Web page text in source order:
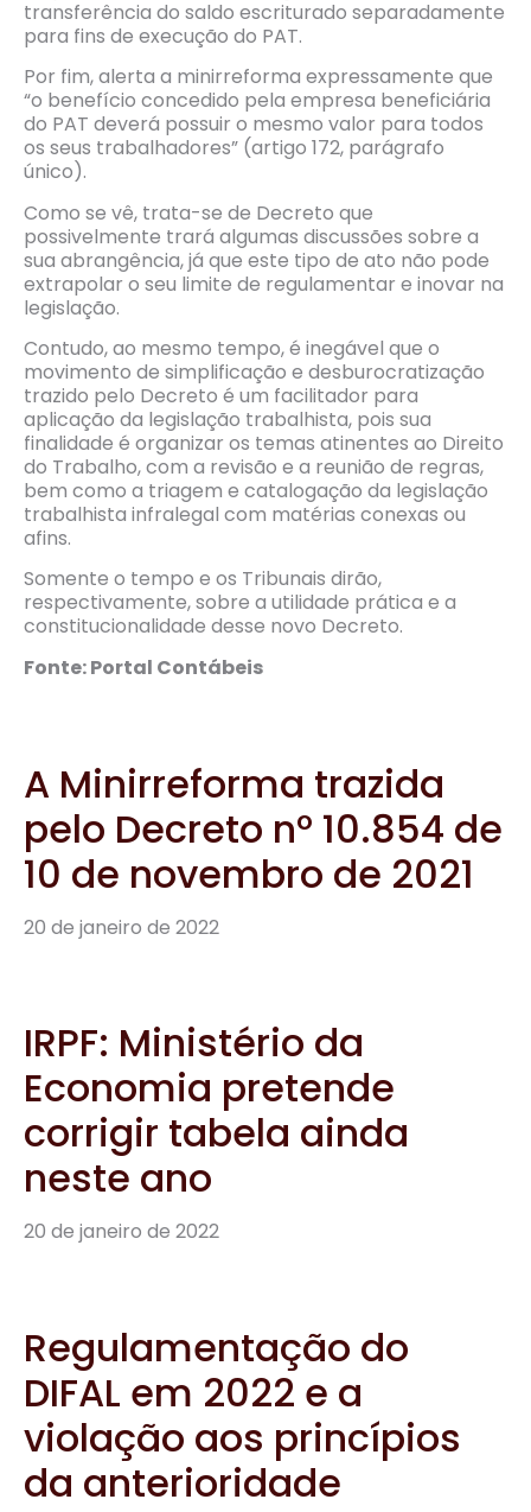
transferência do saldo escriturado separadamente
para fins de execução do PAT.
Por fim, alerta a minirreforma expressamente que
“o benefício concedido pela empresa beneficiária
do PAT deverá possuir o mesmo valor para todos
os seus trabalhadores” (artigo 172, parágrafo
único).
Como se vê, trata-se de Decreto que
possivelmente trará algumas discussões sobre a
sua abrangência, já que este tipo de ato não pode
extrapolar o seu limite de regulamentar e inovar na
legislação.
Contudo, ao mesmo tempo, é inegável que o
movimento de simplificação e desburocratização
trazido pelo Decreto é um facilitador para
aplicação da legislação trabalhista, pois sua
finalidade é organizar os temas atinentes ao Direito
do Trabalho, com a revisão e a reunião de regras,
bem como a triagem e catalogação da legislação
trabalhista infralegal com matérias conexas ou
afins.
Somente o tempo e os Tribunais dirão,
respectivamente, sobre a utilidade prática e a
constitucionalidade desse novo Decreto.
Fonte: Portal Contábeis
A Minirreforma trazida
pelo Decreto nº 10.854 de
10 de novembro de 2021
20 de janeiro de 2022
IRPF: Ministério da
Economia pretende
corrigir tabela ainda
neste ano
20 de janeiro de 2022
Regulamentação do
DIFAL em 2022 e a
violação aos princípios
da anterioridade